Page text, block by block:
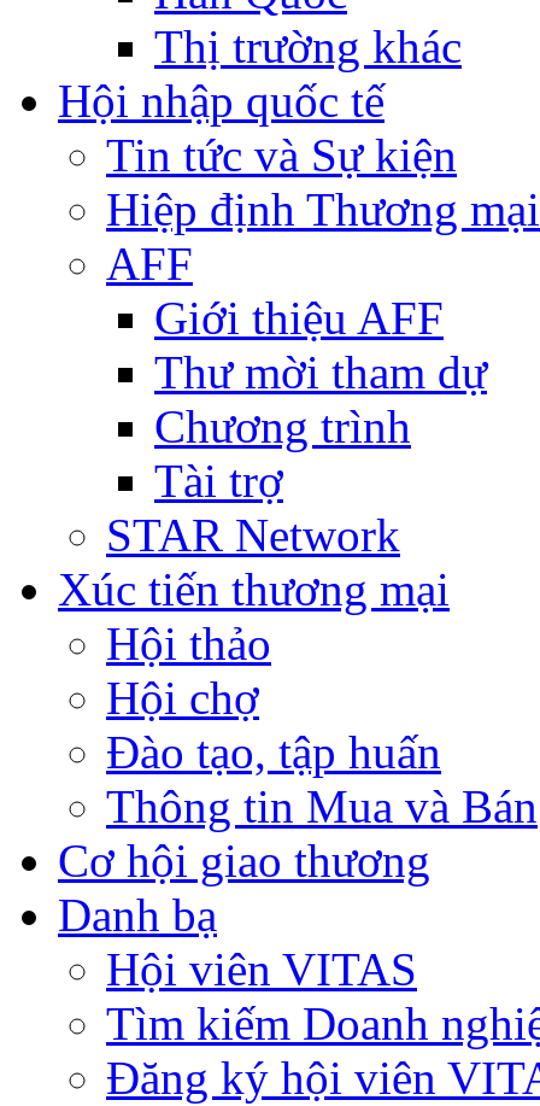
Thị trường khác
Hội nhập quốc tế
Tin tức và Sự kiện
Hiệp định Thương
AFF
Giới thiệu AFF
Thư mời tham dự
Chương trình
Tài trợ
STAR Network
Xúc tiến thương mại
Hội thảo
Hội chợ
Đào tạo, tập huấn
Thông tin Mua và Bán
Cơ hội giao thương
Danh bạ
Hội viên VITAS
Tìm kiếm Doanh
Đăng ký hội viên